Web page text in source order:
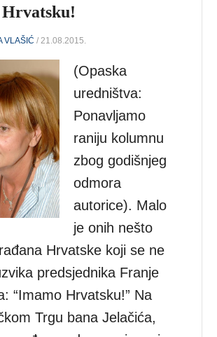
VLAŠIĆ / 21.08.2015.
(Opaska
uredništva:
Ponavljamo
raniju kolumnu
zbog godišnjeg
odmora
autorice). Malo
je onih nešto
Hrvatske koji se ne
predsjednika Franje
“Imamo Hrvatsku!” Na
Trgu bana Jelačića,